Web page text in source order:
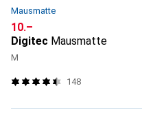
Mausmatte
CHF
10.–
Digitec Mausmatte
M
148